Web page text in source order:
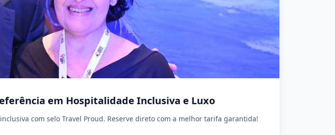
em Hospitalidade Inclusiva e Luxo
com selo Travel Proud. Reserve direto com a melhor tarifa garantida!